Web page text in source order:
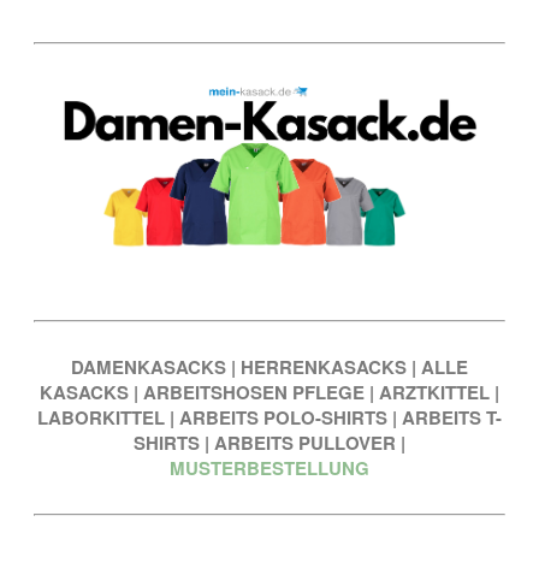
DAMENKASACKS | HERRENKASACKS | ALLE
KASACKS | ARBEITSHOSEN PFLEGE | ARZTKITTEL |
LABORKITTEL | ARBEITS POLO-SHIRTS | ARBEITS T-
SHIRTS | ARBEITS PULLOVER |
MUSTERBESTELLUNG